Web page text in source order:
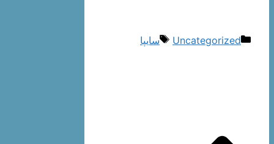
دسته‌ها
Uncategorized برچسب‌ها
سایپا